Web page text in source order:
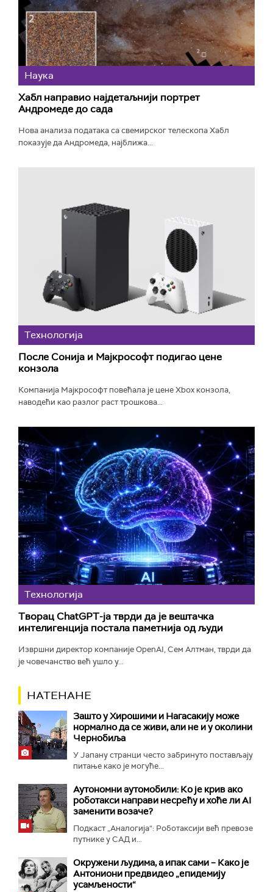
Наука
Хабл направио најдетаљнији портрет
Андромеде до сада
Нова анализа података са свемирског телескопа Хабл
показује да Андромеда, најближа...
Технологијa
После Сонија и Мајкрософт подигао цене
конзола
Компанија Мајкрософт повећала је цене Xbox конзола,
наводећи као разлог раст трошкова...
Технологијa
Творац ChatGPT-ја тврди да је вештачка
интелигенција постала паметнија од људи
Извршни директор компаније OpenAI, Сем Алтман, тврди да
је човечанство већ ушло у...
НАТЕНАНЕ
Зашто у Хирошими и Нагасакију може
нормално да се живи, али не и у околини
Чернобиља
У Јапану странци често забринуто постављају
питање како је могуће...
Аутономни аутомобили: Ко је крив ако
роботакси направи несрећу и хоће ли AI
заменити возаче?
Подкаст „Аналогија“: Роботаксији већ превозе
путнике у САД и...
Окружени људима, а ипак сами – Како је
Антониони предвидео „епидемију
усамљености“